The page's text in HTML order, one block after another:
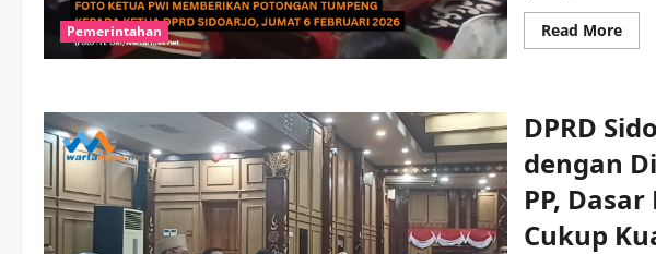
Pemerintahan Read MoreRead
more
Pers
dan
DPRD
dengan
PP,
Cukup